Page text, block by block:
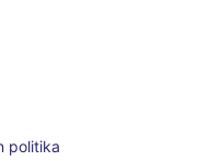
politika